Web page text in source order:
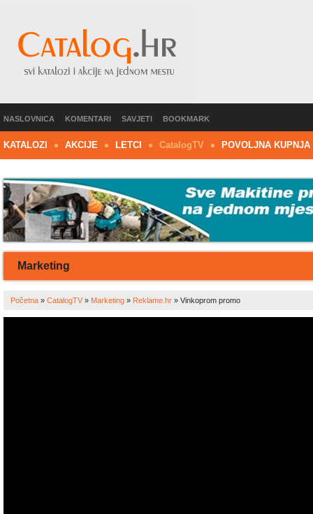
NASLOVNICA KOMENTARI SAVJETI BOOKMARK
KATALOZI AKCIJE LETCI CatalogTV POVOLJNA KUPNJA
Marketing
Početna » CatalogTV » Marketing » Reklame.hr » Vinkoprom promo